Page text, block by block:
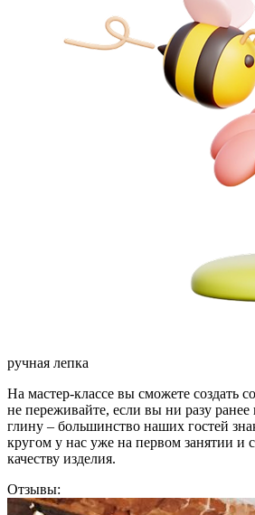
ручная лепка
На мастер-классе вы сможете создать
не переживайте, если вы ни разу
глину – большинство наших гостей
кругом у нас уже на первом занятии и
качеству изделия.
Отзывы: